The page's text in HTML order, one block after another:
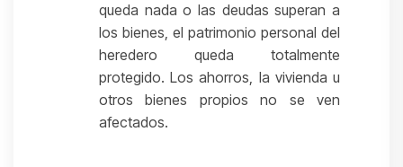
queda nada o las deudas superan a
los bienes, el patrimonio personal del
heredero queda totalmente
protegido. Los ahorros, la vivienda u
otros bienes propios no se ven
afectados.